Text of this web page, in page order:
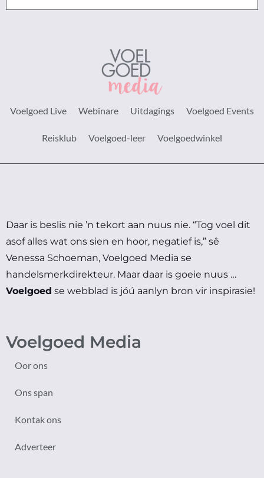
Voelgoed Live Webinare Uitdagings Voelgoed Events
Reisklub Voelgoed-leer Voelgoedwinkel
Daar is beslis nie ’n tekort aan nuus nie. “Tog voel dit
asof alles wat ons sien en hoor, negatief is,” sê
Venessa Schoeman, Voelgoed Media se
handelsmerkdirekteur. Maar daar is goeie nuus …
Voelgoed se webblad is jóú aanlyn bron vir inspirasie!
Voelgoed Media
Oor ons
Ons span
Kontak ons
Adverteer